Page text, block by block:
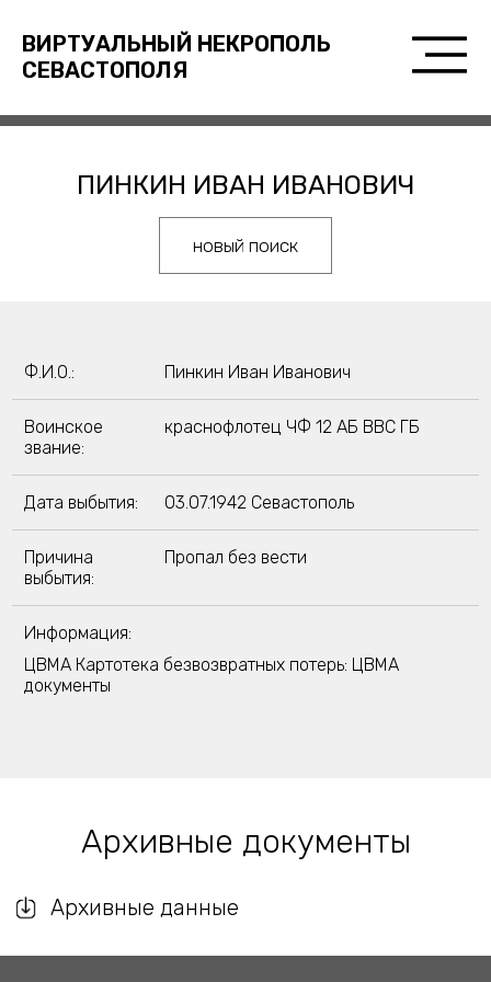
ВИРТУАЛЬНЫЙ НЕКРОПОЛЬ
СЕВАСТОПОЛЯ
ПИНКИН ИВАН ИВАНОВИЧ
новый поиск
Ф.И.О.: Пинкин Иван Иванович
Воинское
звание:
краснофлотец ЧФ 12 АБ ВВС ГБ
Дата выбытия: 03.07.1942 Севастополь
Причина
выбытия:
Пропал без вести
Информация:
ЦВМА Картотека безвозвратных потерь: ЦВМА
документы
Архивные документы
Архивные данные